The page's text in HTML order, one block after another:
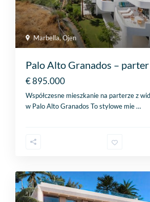
Marbella,Ojen
Palo Alto Granados – parter
€ 895.000
Współczesne mieszkanie na parterze z
w Palo Alto Granados To stylowe mie…